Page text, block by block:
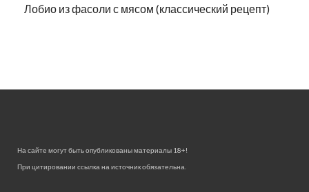
Лобио из фасоли с мясом (классический рецепт)
На сайте могут быть опубликованы материалы 18+!
При цитировании ссылка на источник обязательна.